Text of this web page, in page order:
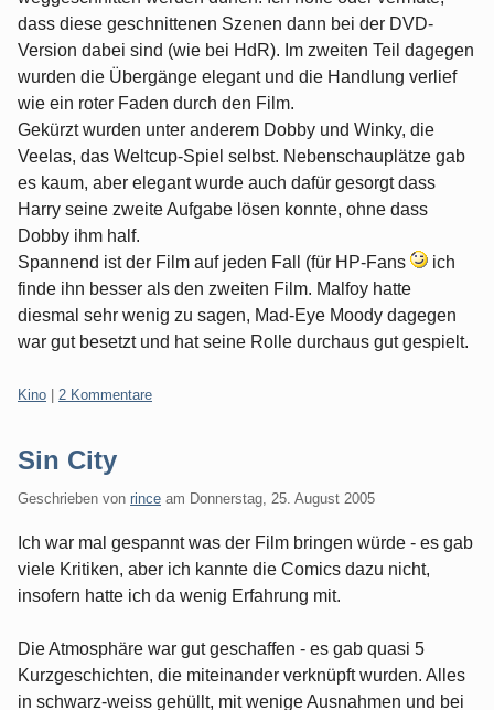
dass diese geschnittenen Szenen dann bei der DVD-
Version dabei sind (wie bei HdR). Im zweiten Teil dagegen
wurden die Übergänge elegant und die Handlung verlief
wie ein roter Faden durch den Film.
Gekürzt wurden unter anderem Dobby und Winky, die
Veelas, das Weltcup-Spiel selbst. Nebenschauplätze gab
es kaum, aber elegant wurde auch dafür gesorgt dass
Harry seine zweite Aufgabe lösen konnte, ohne dass
Dobby ihm half.
Spannend ist der Film auf jeden Fall (für HP-Fans
ich
finde ihn besser als den zweiten Film. Malfoy hatte
diesmal sehr wenig zu sagen, Mad-Eye Moody dagegen
war gut besetzt und hat seine Rolle durchaus gut gespielt.
Kategorien:
Kino 2 Kommentare
Sin City
Geschrieben von rince am Donnerstag, 25. August 2005
Ich war mal gespannt was der Film bringen würde - es gab
viele Kritiken, aber ich kannte die Comics dazu nicht,
insofern hatte ich da wenig Erfahrung mit.
Die Atmosphäre war gut geschaffen - es gab quasi 5
Kurzgeschichten, die miteinander verknüpft wurden. Alles
in schwarz-weiss gehüllt, mit wenige Ausnahmen und bei